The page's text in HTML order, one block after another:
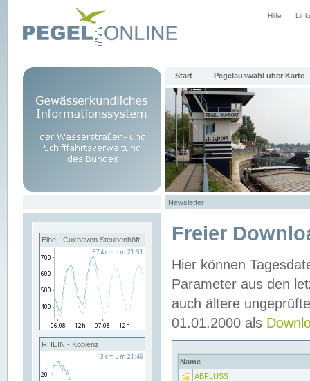
Hilfe
Start Pegelauswahl über Karte
Newsletter
Elbe - Cuxhaven Steubenhöft
RHEIN - Koblenz
Freier
Hier können
Parameter aus den
auch ältere
01.01.2000 als
Name
ABFLUSS